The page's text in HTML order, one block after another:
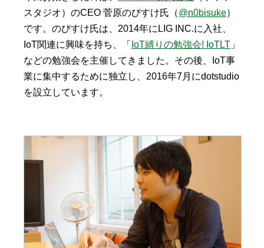
スタジオ）のCEO 菅原のびすけ氏（@n0bisuke）
です。のびすけ氏は、2014年にLIG INC.に入社、
IoT関連に興味を持ち、「 IoT縛りの勉強会! IoTLT 」
などの勉強会を主催してきました。その後、IoT事
業に集中するために独立し、2016年7月にdotstudio
を設立しています。